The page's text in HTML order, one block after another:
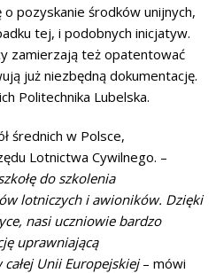
pozyskanie środków unijnych,
tej, i podobnych inicjatyw.
zamierzają też opatentować
już niezbędną dokumentację.
Politechnika Lubelska.
średnich w Polsce,
Lotnictwa Cywilnego. –
do szkolenia
lotniczych i awioników. Dzięki
nasi uczniowie bardzo
uprawniającą
Unii Europejskiej– mówi